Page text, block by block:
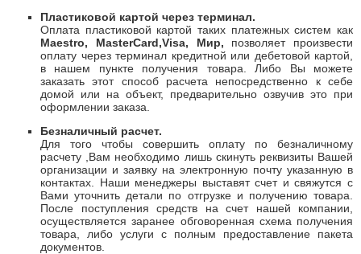
Пластиковой картой через терминал.
Оплата пластиковой картой таких платежных систем как
Maestro, MasterCard,Visa, Мир, позволяет произвести
оплату через терминал кредитной или дебетовой картой,
в нашем пункте получения товара. Либо Вы можете
заказать этот способ расчета непосредственно к себе
домой или на объект, предварительно озвучив это при
оформлении заказа.
Безналичный расчет.
Для того чтобы совершить оплату по безналичному
расчету ,Вам необходимо лишь скинуть реквизиты Вашей
организации и заявку на электронную почту указанную в
контактах. Наши менеджеры выставят счет и свяжутся с
Вами уточнить детали по отгрузке и получению товара.
После поступления средств на счет нашей компании,
осуществляется заранее обговоренная схема получения
товара, либо услуги с полным предоставление пакета
документов.